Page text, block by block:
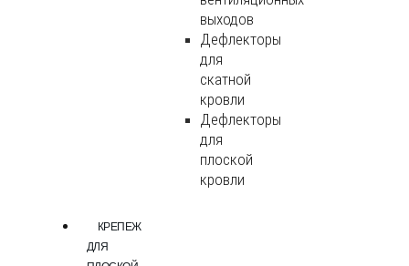
выходов
Дефлекторы
для
скатной
кровли
Дефлекторы
для
плоской
кровли
КРЕПЕЖ
ДЛЯ